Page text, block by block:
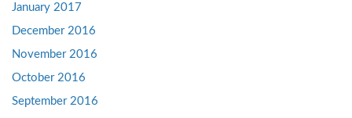
January 2017
December 2016
November 2016
October 2016
September 2016